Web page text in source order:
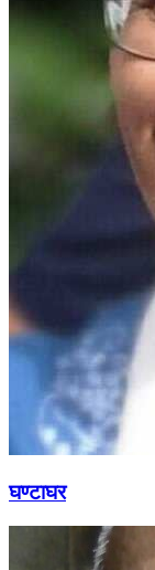
घण्टाघर